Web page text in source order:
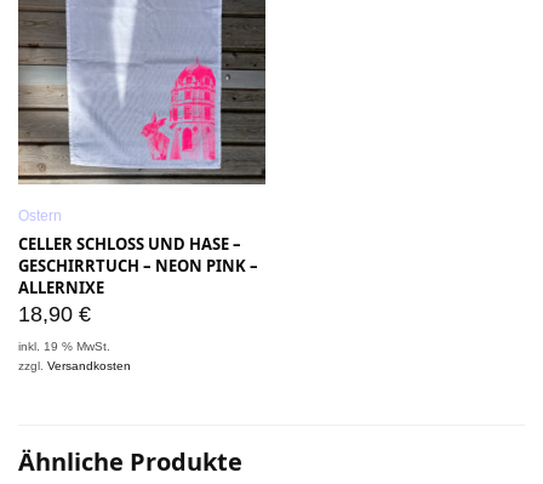
Ostern
CELLER SCHLOSS UND HASE –
GESCHIRRTUCH – NEON PINK –
ALLERNIXE
18,90 €
inkl. 19 % MwSt.
zzgl.Versandkosten
Ähnliche Produkte